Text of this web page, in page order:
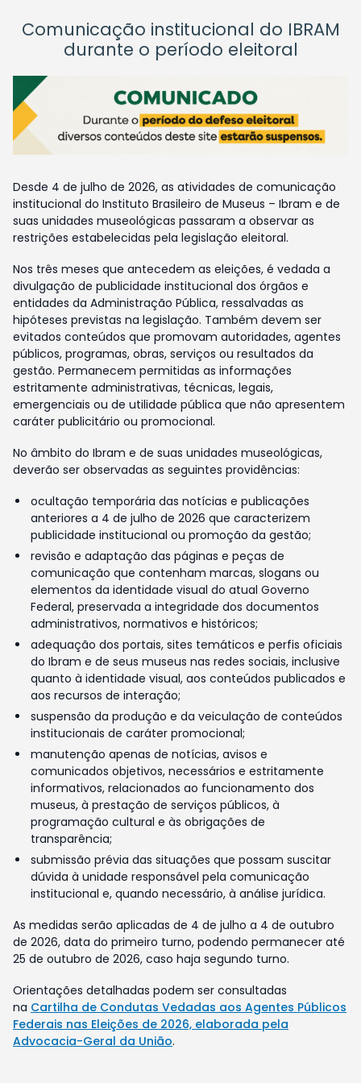
Comunicação institucional do IBRAM
durante o período eleitoral
Desde 4 de julho de 2026, as atividades de comunicação
institucional do Instituto Brasileiro de Museus – Ibram e de
suas unidades museológicas passaram a observar as
restrições estabelecidas pela legislação eleitoral.
Nos três meses que antecedem as eleições, é vedada a
divulgação de publicidade institucional dos órgãos e
entidades da Administração Pública, ressalvadas as
hipóteses previstas na legislação. Também devem ser
evitados conteúdos que promovam autoridades, agentes
públicos, programas, obras, serviços ou resultados da
gestão. Permanecem permitidas as informações
estritamente administrativas, técnicas, legais,
emergenciais ou de utilidade pública que não apresentem
caráter publicitário ou promocional.
No âmbito do Ibram e de suas unidades museológicas,
deverão ser observadas as seguintes providências:
ocultação temporária das notícias e publicações
anteriores a 4 de julho de 2026 que caracterizem
publicidade institucional ou promoção da gestão;
revisão e adaptação das páginas e peças de
comunicação que contenham marcas, slogans ou
elementos da identidade visual do atual Governo
Federal, preservada a integridade dos documentos
administrativos, normativos e históricos;
adequação dos portais, sites temáticos e perfis oficiais
do Ibram e de seus museus nas redes sociais, inclusive
quanto à identidade visual, aos conteúdos publicados e
aos recursos de interação;
suspensão da produção e da veiculação de conteúdos
institucionais de caráter promocional;
manutenção apenas de notícias, avisos e
comunicados objetivos, necessários e estritamente
informativos, relacionados ao funcionamento dos
museus, à prestação de serviços públicos, à
programação cultural e às obrigações de
transparência;
submissão prévia das situações que possam suscitar
dúvida à unidade responsável pela comunicação
institucional e, quando necessário, à análise jurídica.
As medidas serão aplicadas de 4 de julho a 4 de outubro
de 2026, data do primeiro turno, podendo permanecer até
25 de outubro de 2026, caso haja segundo turno.
Orientações detalhadas podem ser consultadas
na Cartilha de Condutas Vedadas aos Agentes Públicos
Federais nas Eleições de 2026, elaborada pela
Advocacia-Geral da União.